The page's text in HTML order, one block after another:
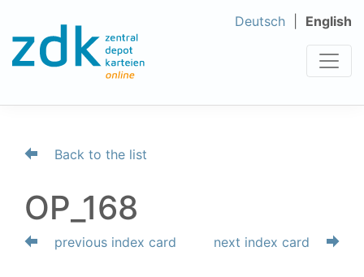
Deutsch English
Back to the list
OP_168
previous index card next index card